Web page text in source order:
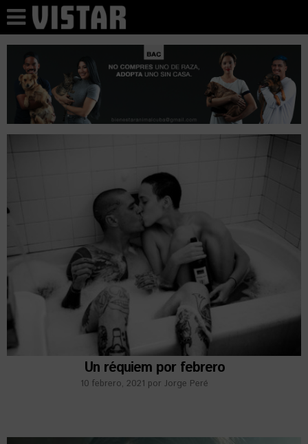
Un réquiem por febrero
10 febrero, 2021 por Jorge Peré